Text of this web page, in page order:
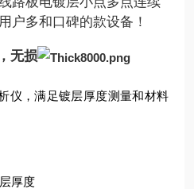
户多和口碑的款设备！
无损
仪，满足镀层厚度测量和材料
厚度